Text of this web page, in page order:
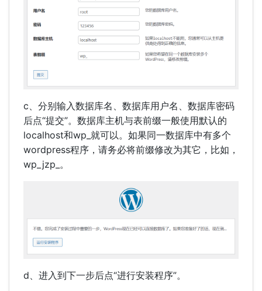
c、分别输入数据库名、数据库用户名、数据库密码
后点“提交”。数据库主机与表前缀一般使用默认的
localhost和wp_就可以。如果同一数据库中有多个
wordpress程序，请务必将前缀修改为其它，比如，
wp_jzp_。
d、进入到下一步后点“进行安装程序”。